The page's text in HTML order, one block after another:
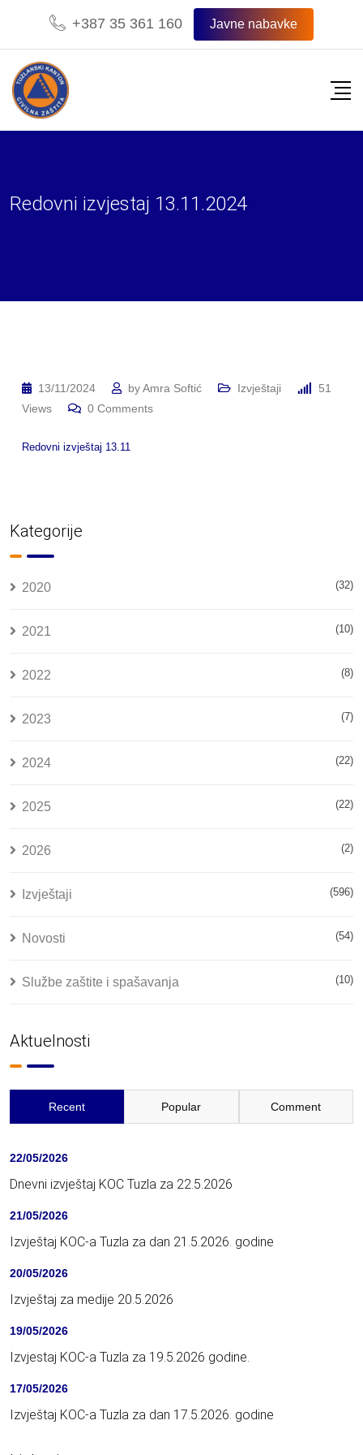
content
+387 35 361 160 Javne nabavke
Redovni izvjestaj 13.11.2024
13/11/2024 byAmra Softić Izvještaji
51
Views
0 Comments
Redovni izvještaj 13.11
Kategorije
2020 (32)
2021 (10)
2022 (8)
2023 (7)
2024 (22)
2025 (22)
2026 (2)
Izvještaji (596)
Novosti (54)
Službe zaštite i spašavanja (10)
Aktuelnosti
Recent Popular Comment
22/05/2026
Dnevni izvještaj KOC Tuzla za 22.5.2026
21/05/2026
Izvještaj KOC-a Tuzla za dan 21.5.2026. godine
20/05/2026
Izvještaj za medije 20.5.2026
19/05/2026
Izvjestaj KOC-a Tuzla za 19.5.2026 godine.
17/05/2026
Izvještaj KOC-a Tuzla za dan 17.5.2026. godine